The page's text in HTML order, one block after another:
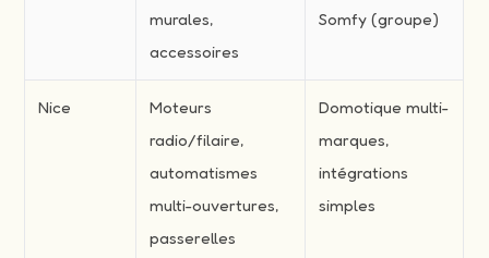
murales,
accessoires
Somfy (groupe)
Nice
Moteurs
radio/filaire,
automatismes
multi-ouvertures,
passerelles
Domotique multi-
marques,
intégrations
simples